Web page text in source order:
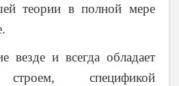
теории в полной мере
везде и всегда обладает
строем, спецификой